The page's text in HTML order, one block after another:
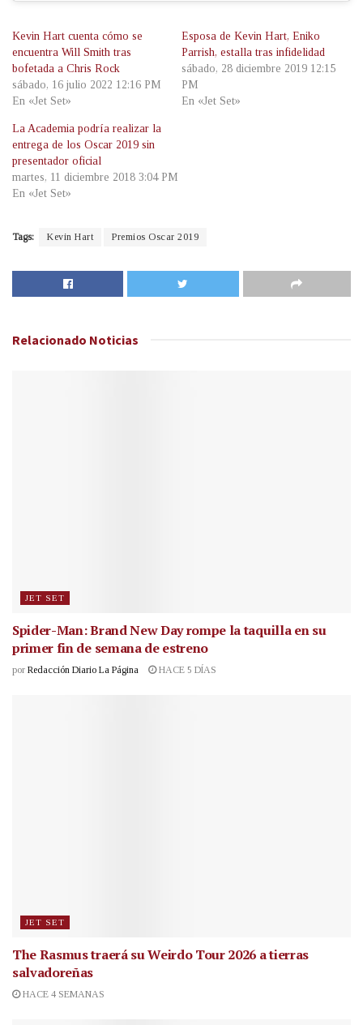
Kevin Hart cuenta cómo se
encuentra Will Smith tras
bofetada a Chris Rock
sábado, 16 julio 2022 12:16 PM
En «Jet Set»
Esposa de Kevin Hart, Eniko
Parrish, estalla tras infidelidad
sábado, 28 diciembre 2019 12:15
PM
En «Jet Set»
La Academia podría realizar la
entrega de los Oscar 2019 sin
presentador oficial
martes, 11 diciembre 2018 3:04 PM
En «Jet Set»
Tags: Kevin Hart Premios Oscar 2019
Relacionado Noticias
JET SET
Spider-Man: Brand New Day rompe la taquilla en su
primer fin de semana de estreno
por Redacción Diario La Página HACE 5 DÍAS
JET SET
The Rasmus traerá su Weirdo Tour 2026 a tierras
salvadoreñas
HACE 4 SEMANAS